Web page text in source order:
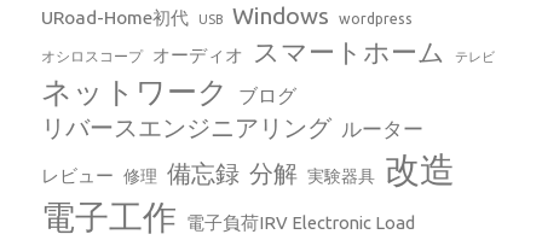
URoad-Home初代 USB Windows wordpress
オシロスコープ オーディオ スマートホーム テレビ
ネットワーク ブログ
リバースエンジニアリング ルーター
レビュー 修理 備忘録 分解 実験器具 改造
電子工作 電子負荷IRV Electronic Load